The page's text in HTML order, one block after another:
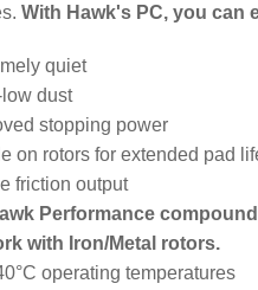
With Hawk's PC, you can
quiet
dust
stopping power
on rotors for extended pad
friction output
Performance
with Iron/Metal rotors.
operating temperatures